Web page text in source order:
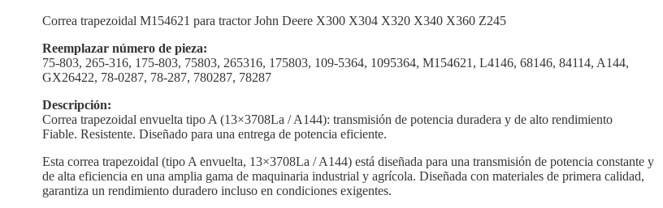
Correa trapezoidal M154621 para tractor John Deere X300 X304 X320 X340 X360 Z245
Reemplazar número de pieza:
75-803, 265-316, 175-803, 75803, 265316, 175803, 109-5364, 1095364, M154621, L4146, 68146, 84114, A144,
GX26422, 78-0287, 78-287, 780287, 78287
Descripción:
Correa trapezoidal envuelta tipo A (13×3708La / A144): transmisión de potencia duradera y de alto rendimiento
Fiable. Resistente. Diseñado para una entrega de potencia eficiente.
Esta correa trapezoidal (tipo A envuelta, 13×3708La / A144) está diseñada para una transmisión de potencia constante y
de alta eficiencia en una amplia gama de maquinaria industrial y agrícola. Diseñada con materiales de primera calidad,
garantiza un rendimiento duradero incluso en condiciones exigentes.